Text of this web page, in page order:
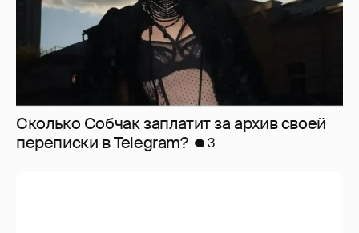
Сколько Собчак заплатит за архив своей
перeписки в Telegram?
3